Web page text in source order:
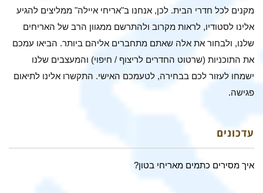
מקנים לכל חדרי הבית. לכן, אנחנו ב"אריחי איילה" ממליצים להגיע
אלינו לסטודיו, לראות מקרוב ולהתרשם ממגוון הרב של האריחים
שלנו, ולבחור את אלה שאתם מתחברים אליהם ביותר. הביאו עמכם
את התוכניות (שרטוט החדרים לריצוף / חיפוי) והמעצבים שלנו
ישמחו לעזור לכם בבחירה, לטעמכם האישי. התקשרו אלינו לתיאום
פגישה.
עדכונים
איך מסירים כתמים מאריחי בטון?